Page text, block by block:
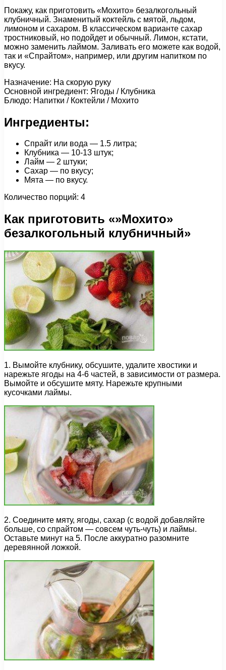
Покажу, как приготовить «Мохито» безалкогольный
клубничный. Знаменитый коктейль с мятой, льдом,
лимоном и сахаром. В классическом варианте сахар
тростниковый, но подойдет и обычный. Лимон, кстати,
можно заменить лаймом. Заливать его можете как водой,
так и «Спрайтом», например, или другим напитком по
вкусу.
Назначение: На скорую руку
Основной ингредиент: Ягоды / Клубника
Блюдо: Напитки / Коктейли / Мохито
Ингредиенты:
Спрайт или вода — 1.5 литра;
Клубника — 10-13 штук;
Лайм — 2 штуки;
Сахар — по вкусу;
Мята — по вкусу.
Количество порций: 4
Как приготовить «»Мохито»
безалкогольный клубничный»
1. Вымойте клубнику, обсушите, удалите хвостики и
нарежьте ягоды на 4-6 частей, в зависимости от размера.
Вымойте и обсушите мяту. Нарежьте крупными
кусочками лаймы.
2. Соедините мяту, ягоды, сахар (с водой добавляйте
больше, со спрайтом — совсем чуть-чуть) и лаймы.
Оставьте минут на 5. После аккуратно разомните
деревянной ложкой.